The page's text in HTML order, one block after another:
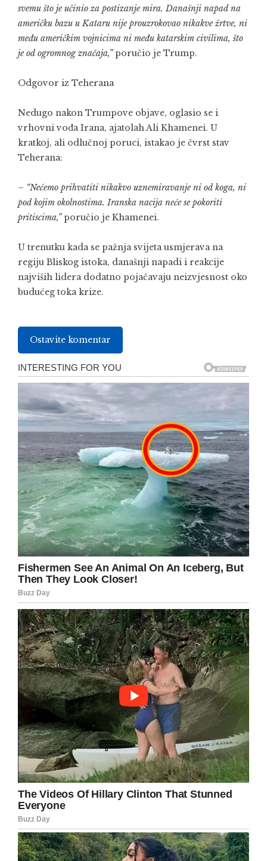
svemu što je učinio za postizanje mira. Današnji napad na
američku bazu u Kataru nije prouzrokovao nikakve žrtve, ni
među američkim vojnicima ni među katarskim civilima, što
je od ogromnog značaja,”poručio je Trump.
Odgovor iz Teherana
Nedugo nakon Trumpove objave, oglasio se i
vrhovni vođa Irana, ajatolah Ali Khamenei. U
kratkoj, ali odlučnoj poruci, istakao je čvrst stav
Teherana:
– “Nećemo prihvatiti nikakvo uznemiravanje ni od koga, ni
pod kojim okolnostima. Iranska nacija neće se pokoriti
pritiscima,”poručio je Khamenei.
U trenutku kada se pažnja svijeta usmjerava na
regiju Bliskog istoka, današnji napadi i reakcije
najviših lidera dodatno pojačavaju neizvjesnost oko
budućeg toka krize.
Ostavite komentar